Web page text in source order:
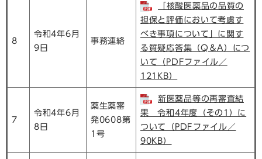
8
令和4年6月
9日
事務連絡
「核酸医薬品の品質の
担保と評価において考慮す
べき事項について」に関す
る質疑応答集（Q＆A）につ
いて（PDFファイル／
121KB）
7
令和4年6月
8日
薬生薬審
発0608第
1号
新医薬品等の再審査結
果 令和4年度（その1）に
ついて（PDFファイル／
90KB）